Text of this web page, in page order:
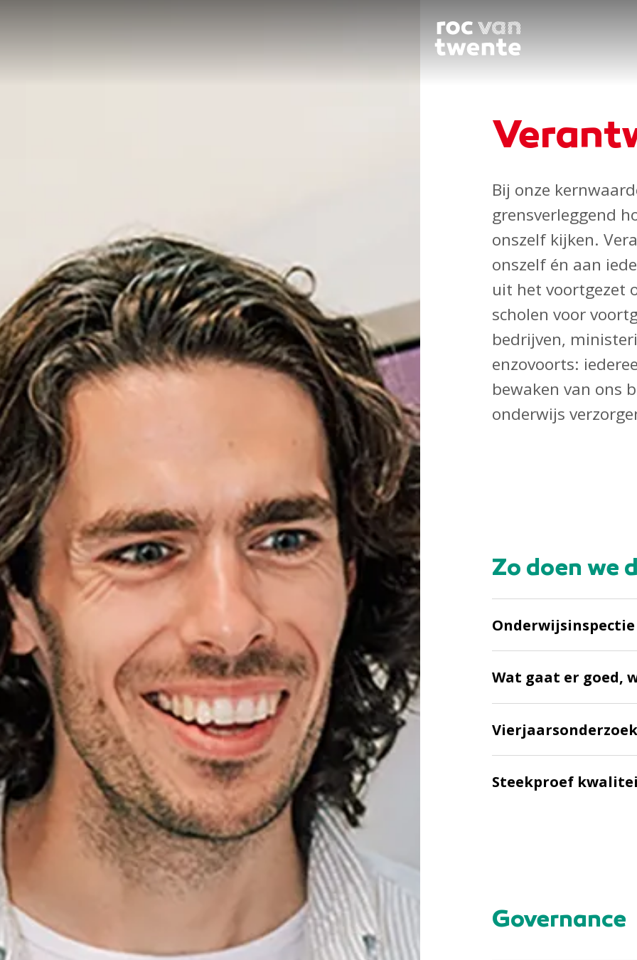
Bij onze
grensverleggend
onszelf kijken.
onszelf én aan
uit het voortgezet
scholen voor
bedrijven,
enzovoorts:
bewaken van ons
onderwijs
Zo doen we
Onderwijsinspectie
Wat gaat er goed,
Steekproef
Governance